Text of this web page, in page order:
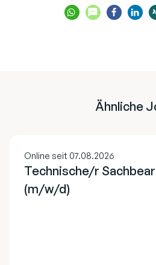
Ähnliche
Online seit 07.08.2026
Technische/r
(m/w/d)